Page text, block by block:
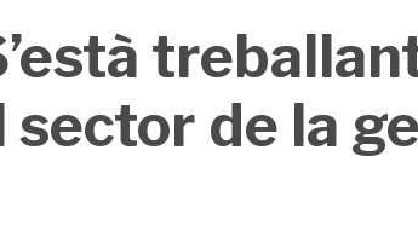
de la